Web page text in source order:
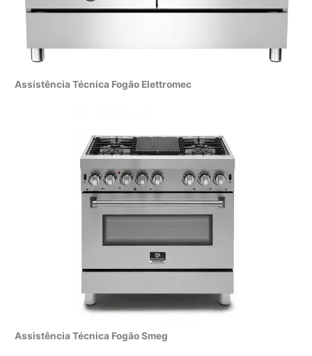
Assistência Técnica Fogão Elettromec
Assistência Técnica Fogão Smeg